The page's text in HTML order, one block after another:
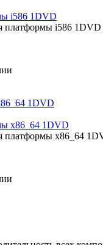
i586 1DVD
платформы i586
x86_64 1DVD
платформы x86_64